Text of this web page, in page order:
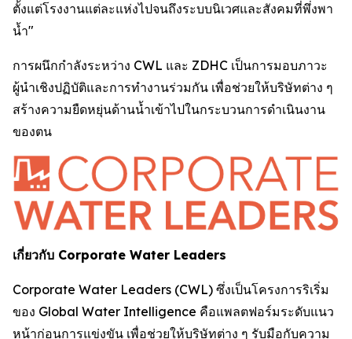
ตั้งแต่โรงงานแต่ละแห่งไปจนถึงระบบนิเวศและสังคมที่พึ่งพา
น้ำ"
การผนึกกำลังระหว่าง CWL และ ZDHC เป็นการมอบภาวะ
ผู้นำเชิงปฏิบัติและการทำงานร่วมกัน เพื่อช่วยให้บริษัทต่าง ๆ
สร้างความยืดหยุ่นด้านน้ำเข้าไปในกระบวนการดำเนินงาน
ของตน
เกี่ยวกับ Corporate Water Leaders
Corporate Water Leaders (CWL) ซึ่งเป็นโครงการริเริ่ม
ของ Global Water Intelligence คือแพลตฟอร์มระดับแนว
หน้าก่อนการแข่งขัน เพื่อช่วยให้บริษัทต่าง ๆ รับมือกับความ